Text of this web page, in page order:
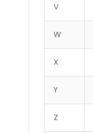
V
W
X
Y
Z